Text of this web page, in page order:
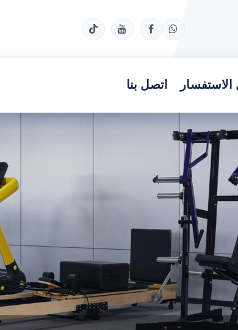
اتصل بنا